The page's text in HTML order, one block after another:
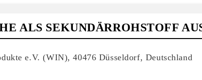
ALS SEKUNDÄRROHSTOFF
e.V. (WIN), 40476 Düsseldorf, Deutschland